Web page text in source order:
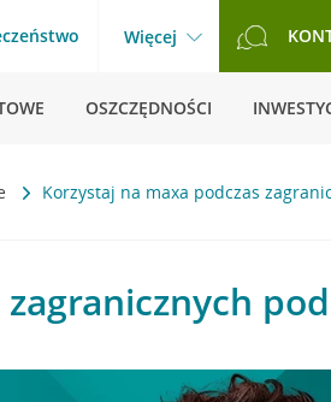
Więcej
OSZCZĘDNOŚCI
Korzystaj na maxa podczas